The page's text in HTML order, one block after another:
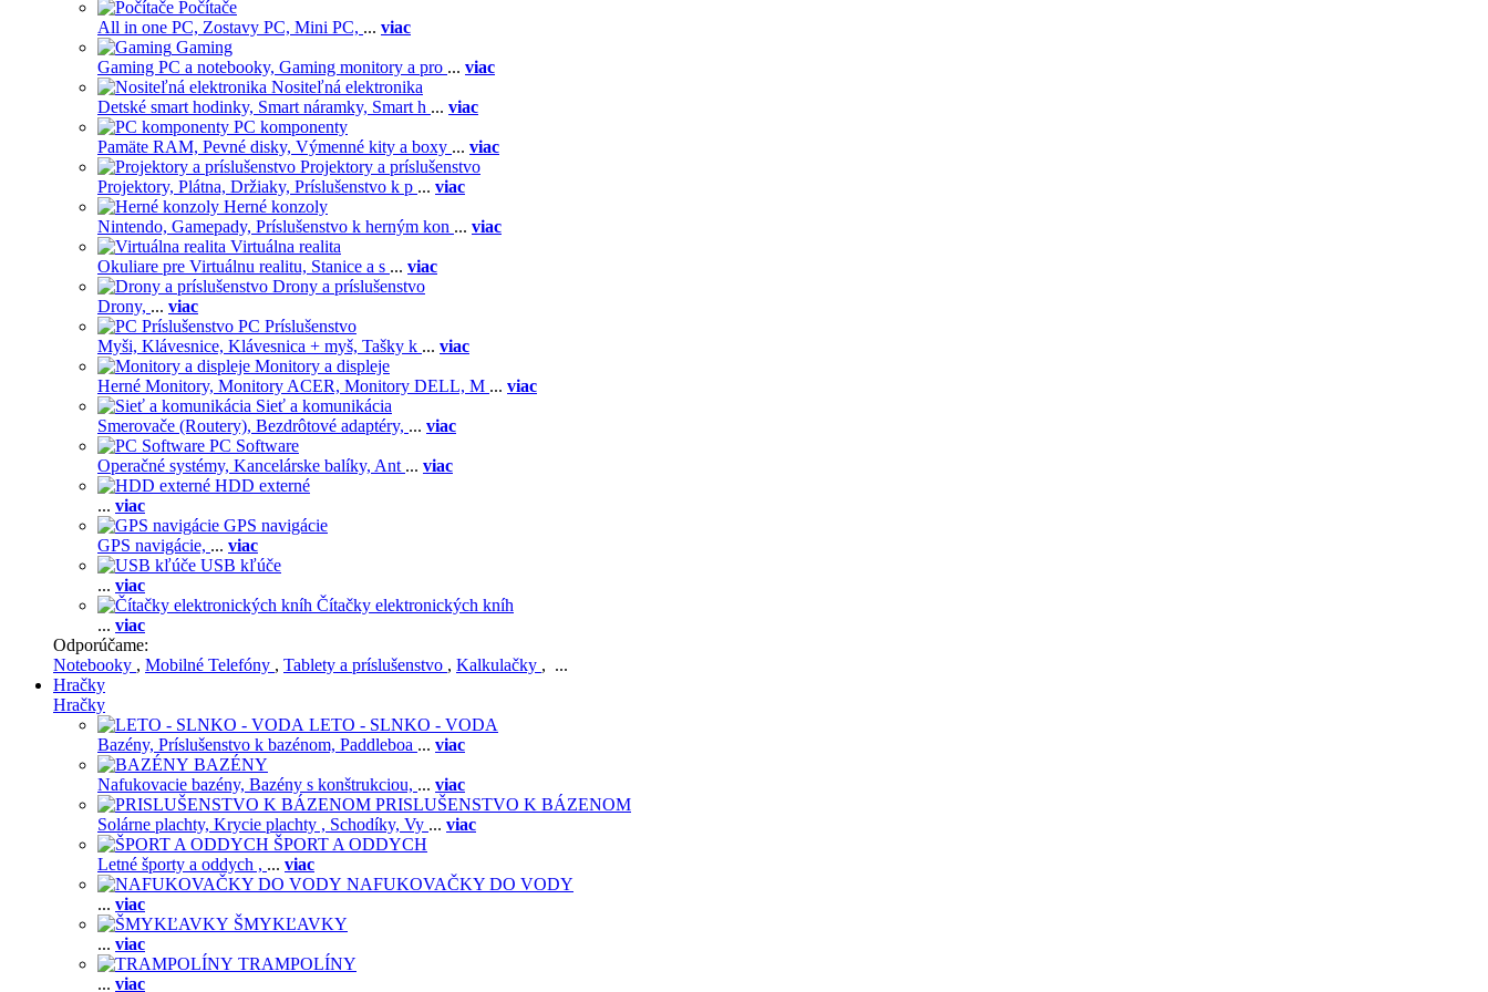
Počítače
All in one PC, Zostavy PC, Mini PC, ... viac
Gaming
Gaming PC a notebooky, Gaming monitory a pro ... viac
Nositeľná elektronika
Detské smart hodinky, Smart náramky, Smart h ... viac
PC komponenty
Pamäte RAM, Pevné disky, Výmenné kity a boxy ... viac
Projektory a príslušenstvo
Projektory, Plátna, Držiaky, Príslušenstvo k p ... viac
Herné konzoly
Nintendo, Gamepady, Príslušenstvo k herným kon ... viac
Virtuálna realita
Okuliare pre Virtuálnu realitu, Stanice a s ... viac
Drony a príslušenstvo
Drony, ... viac
PC Príslušenstvo
Myši, Klávesnice, Klávesnica + myš, Tašky k ... viac
Monitory a displeje
Herné Monitory, Monitory ACER, Monitory DELL, M ... viac
Sieť a komunikácia
Smerovače (Routery), Bezdrôtové adaptéry, ... viac
PC Software
Operačné systémy, Kancelárske balíky, Ant ... viac
HDD externé
... viac
GPS navigácie
GPS navigácie, ... viac
USB kľúče
... viac
Čítačky elektronických kníh
... viac
Odporúčame:
Notebooky , Mobilné Telefóny , Tablety a príslušenstvo , Kalkulačky , ...
Hračky
Hračky
LETO - SLNKO - VODA
Bazény, Príslušenstvo k bazénom, Paddleboa ... viac
BAZÉNY
Nafukovacie bazény, Bazény s konštrukciou, ... viac
PRISLUŠENSTVO K BÁZENOM
Solárne plachty, Krycie plachty , Schodíky, Vy ... viac
ŠPORT A ODDYCH
Letné športy a oddych , ... viac
NAFUKOVAČKY DO VODY
... viac
ŠMYKĽAVKY
... viac
TRAMPOLÍNY
... viac